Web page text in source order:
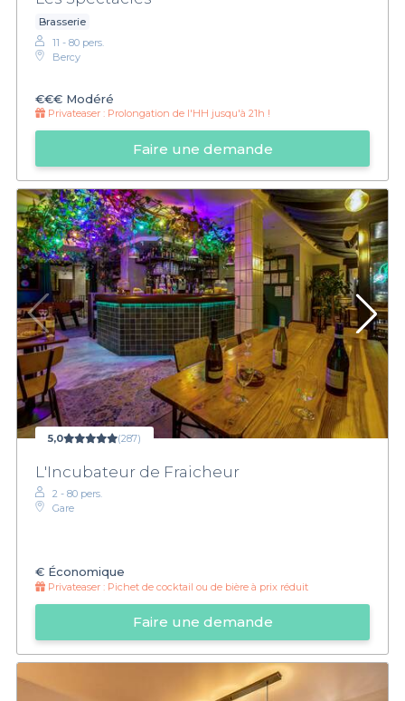
Brasserie
11 - 80 pers.
Bercy
€€€ Modéré
Privateaser : Prolongation de l'HH jusqu'à 21h !
Faire une demande
5,0 (287)
L'Incubateur de Fraicheur
2 - 80 pers.
Gare
€ Économique
Privateaser : Pichet de cocktail ou de bière à prix réduit
Faire une demande